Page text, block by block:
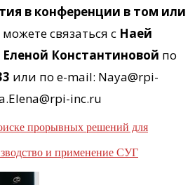
в конференции в том или
связаться с Наей
Еленой Константиновой по
или по e-mail: Naya@rpi-
inc.ru
прорывных решений для
и применение СУГ